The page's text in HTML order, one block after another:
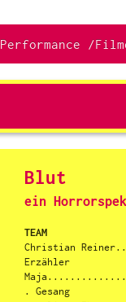
Performance /
Blut
ein
TEAM
Christian
Erzähler
. Gesang